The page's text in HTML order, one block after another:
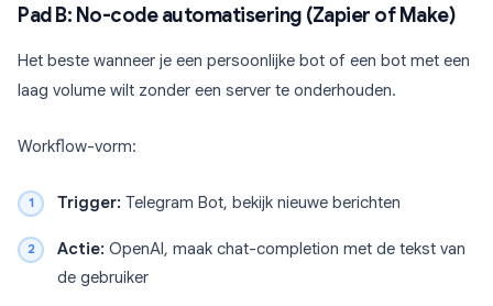
Pad B: No-code automatisering (Zapier of Make)
Het beste wanneer je een persoonlijke bot of een bot met een
laag volume wilt zonder een server te onderhouden.
Workflow-vorm:
Trigger: Telegram Bot, bekijk nieuwe berichten
Actie: OpenAI, maak chat-completion met de tekst van
de gebruiker